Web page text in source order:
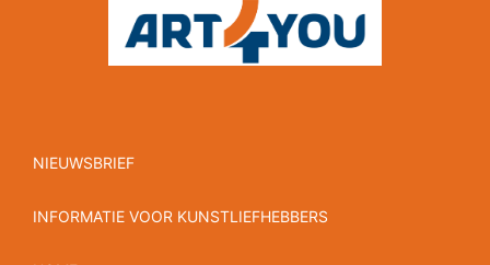
NIEUWSBRIEF
INFORMATIE VOOR KUNSTLIEFHEBBERS